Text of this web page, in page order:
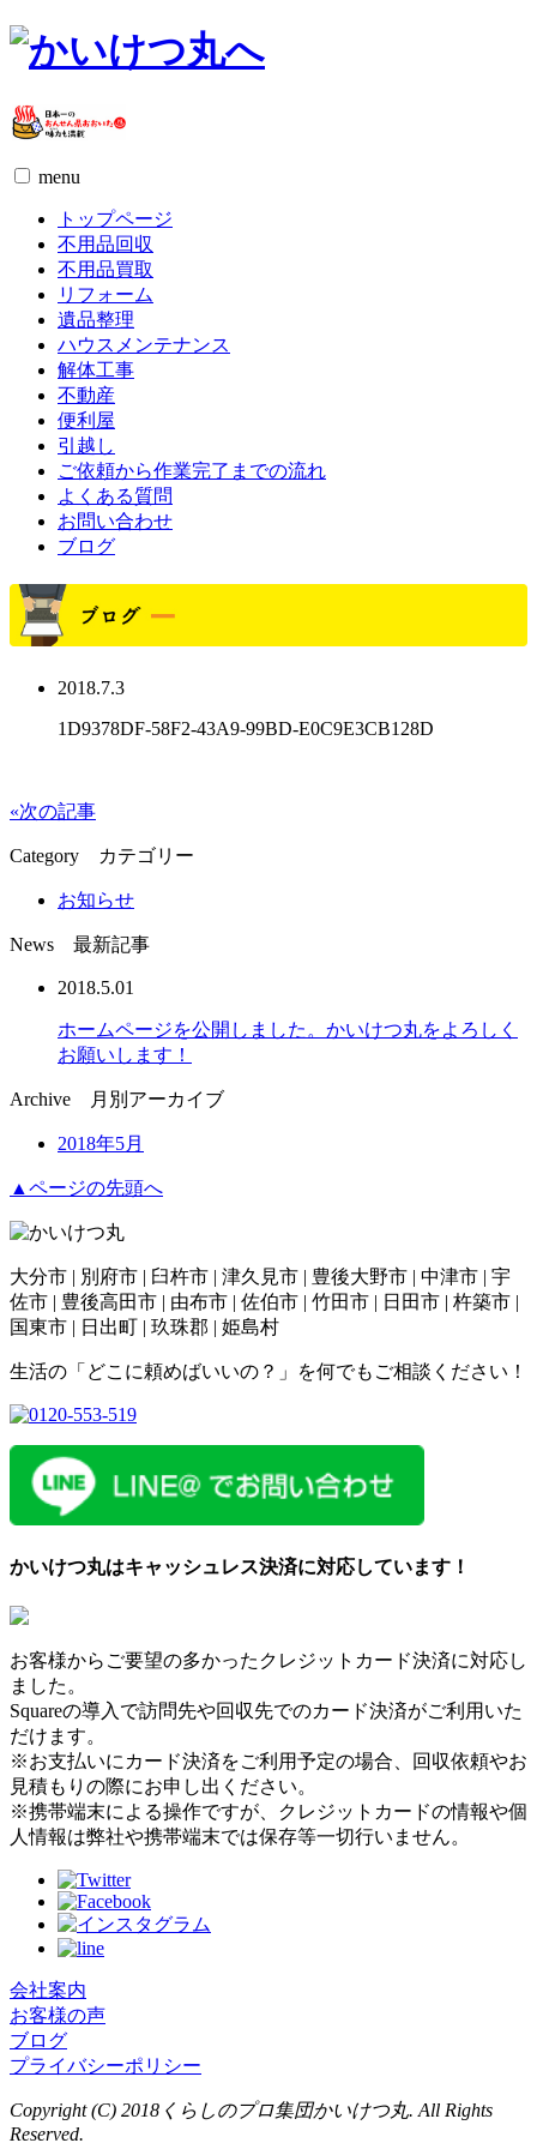
menu
トップページ
不用品回収
不用品買取
リフォーム
遺品整理
ハウスメンテナンス
解体工事
不動産
便利屋
引越し
ご依頼から作業完了までの流れ
よくある質問
お問い合わせ
ブログ
2018.7.3
1D9378DF-58F2-43A9-99BD-E0C9E3CB128D
«次の記事
Category カテゴリー
お知らせ
News 最新記事
2018.5.01
ホームページを公開しました。かいけつ丸をよろしく
お願いします！
Archive 月別アーカイブ
2018年5月
▲ページの先頭へ
大分市 | 別府市 | 臼杵市 | 津久見市 | 豊後大野市 | 中津市 | 宇
佐市 | 豊後高田市 | 由布市 | 佐伯市 | 竹田市 | 日田市 | 杵築市 |
国東市 | 日出町 | 玖珠郡 | 姫島村
生活の「どこに頼めばいいの？」を何でもご相談ください！
かいけつ丸はキャッシュレス決済に対応しています！
お客様からご要望の多かったクレジットカード決済に対応し
ました。
Squareの導入で訪問先や回収先でのカード決済がご利用いた
だけます。
※お支払いにカード決済をご利用予定の場合、回収依頼やお
見積もりの際にお申し出ください。
※携帯端末による操作ですが、クレジットカードの情報や個
人情報は弊社や携帯端末では保存等一切行いません。
会社案内
お客様の声
ブログ
プライバシーポリシー
Copyright (C) 2018くらしのプロ集団かいけつ丸. All Rights
Reserved.